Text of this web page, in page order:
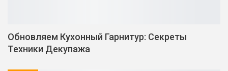
Обновляем Кухонный Гарнитур: Секреты
Техники Декупажа